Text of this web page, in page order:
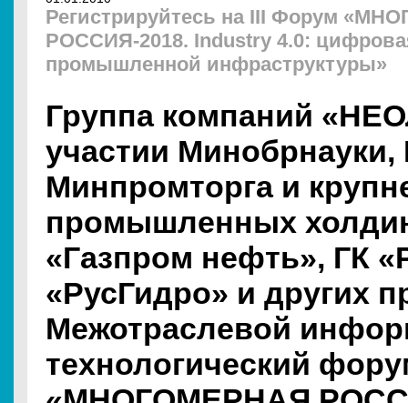
Регистрируйтесь на III Форум
РОССИЯ-2018. Industry 4.0:
промышленной инфраструктуры»
Группа компаний
участии Минобрнауки,
Минпромторга и
промышленных
«Газпром нефть», ГК
«РусГидро» и других
Межотраслевой
технологический